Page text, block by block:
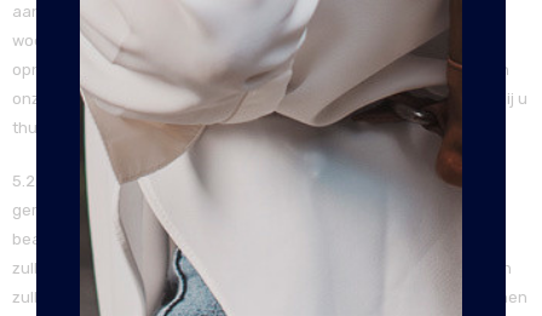
aan ons gemeld te worden. Onze medewerkers staan u graag te
woord. Wij zullen dan met de desbetreffende bezorger contact
opnemen betreffende de levering van het product. Uiteraard doen
onze bezorgers hun uiterste best om het product onbeschadigd bij u
thuis af te leveren.
5.2. Klachten over het product zelf, dienen schriftelijk aan ons
gemeld te worden. Deze kunnen niet door ons persoonlijk
beantwoord worden. Beschrijf uw klacht zo specifiek mogelijk. Wij
zullen voor u contact opnemen met de fabrikant of groothandel en
zullen hierin voor u bemiddelen als tussenpersoon. Indien het binnen